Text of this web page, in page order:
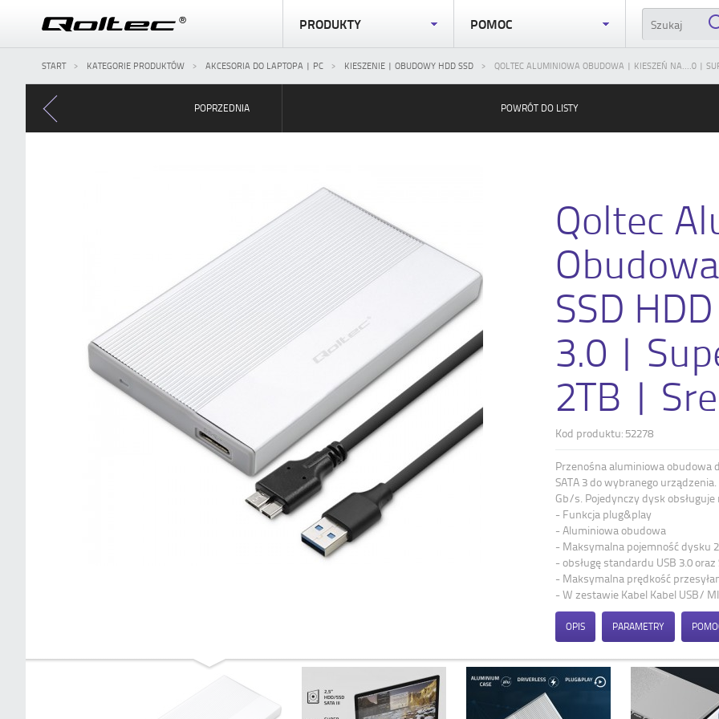
PRODUKTY POMOC
START KATEGORIE PRODUKTÓW AKCESORIA DO LAPTOPA | PC KIESZENIE | OBUDOWY HDD SSD QOLTEC ALUMINIOWA OBUDOWA | KIESZEŃ NA....0 |
POPRZEDNIA
Qoltec Aluminiowa Obudowa | Kieszeń
na dysk SSD HDD 2.5" | SATA | USB 3.0
| Super speed 5Gb/s | 2TB | Różowy
POWRÓT DO LISTY
Qoltec
SSD
3.0 |
2TB |
Kod produktu: 52278
Przenośna aluminiowa obudowa
SATA 3 do wybranego
Gb/s. Pojedynczy dysk
- Funkcja plug&play
- Aluminiowa obudowa
- Maksymalna pojemność dysku
- obsługę standardu USB 3.0 oraz
- Maksymalna prędkość
- W zestawie Kabel Kabel USB/
OPIS PARAMETRY